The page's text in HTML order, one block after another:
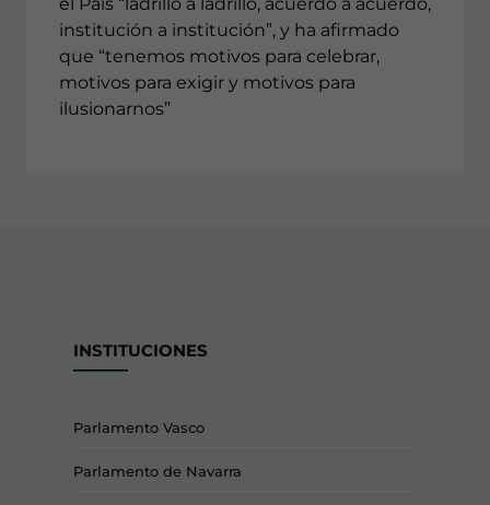
institución a institución”, y ha afirmado
que “tenemos motivos para celebrar,
motivos para exigir y motivos para
ilusionarnos”
INSTITUCIONES
Parlamento Vasco
Parlamento de Navarra